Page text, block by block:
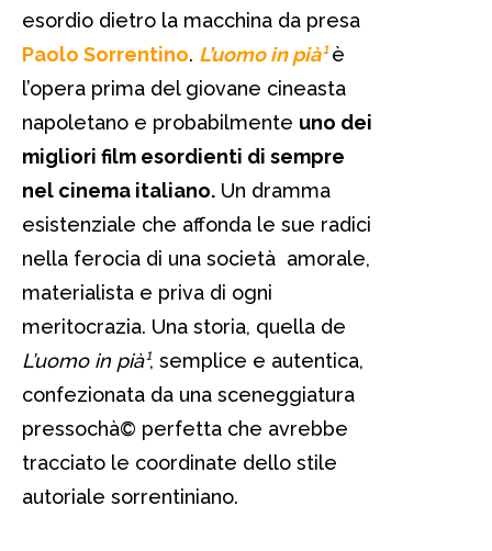
esordio dietro la macchina da presa
Paolo Sorrentino. L’uomo in pià¹è
l’opera prima del giovane cineasta
napoletano e probabilmente uno dei
migliori film esordienti di sempre
nel cinema italiano. Un dramma
esistenziale che affonda le sue radici
nella ferocia di una società amorale,
materialista e priva di ogni
meritocrazia. Una storia, quella de
L’uomo in pià¹, semplice e autentica,
confezionata da una sceneggiatura
pressochà© perfetta che avrebbe
tracciato le coordinate dello stile
autoriale sorrentiniano.